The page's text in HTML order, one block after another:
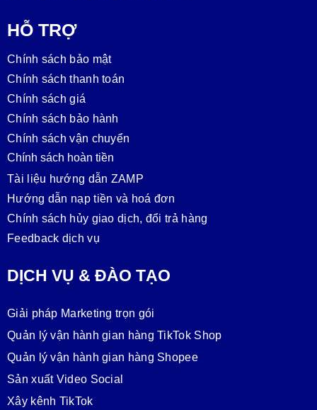
HỖ TRỢ
Chính sách bảo mật
Chính sách thanh toán
Chính sách giá
Chính sách bảo hành
Chính sách vận chuyển
Chính sách hoàn tiền
Tài liệu hướng dẫn ZAMP
Hướng dẫn nạp tiền và hoá đơn
Chính sách hủy giao dịch, đổi trả hàng
Feedback dịch vụ
DỊCH VỤ & ĐÀO TẠO
Giải pháp Marketing trọn gói
Quản lý vận hành gian hàng TikTok Shop
Quản lý vận hành gian hàng Shopee
Sản xuất Video Social
Xây kênh TikTok